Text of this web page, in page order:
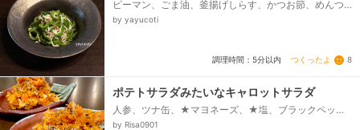
ピーマン、ごま油、釜揚げしらす、かつお節、めんつ
ゆ(2倍濃縮)
by yayucoti
調理時間：5分以内 つくったよ 8
ポテトサラダみたいなキャロットサラダ
人参、ツナ缶、★マヨネーズ、★塩、ブラックペッパ
ー
by Risa0901